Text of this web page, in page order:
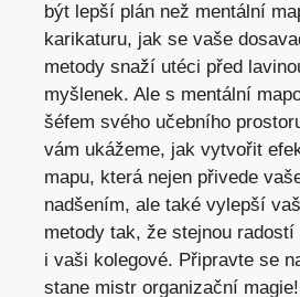
být lepší plán než mentální
karikaturu, jak se vaše
metody snaží utéci před
myšlenek. Ale s mentální
šéfem svého učebního
vám ukážeme, jak vytvořit
mapu, která nejen přivede
nadšením, ale také vylepší
metody tak, že stejnou
i vaši kolegové. Připravte se
stane mistr organizační magie!